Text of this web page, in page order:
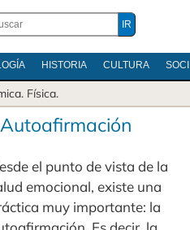
HISTORIA CULTURA
. Física.
el punto de vista de la
emocional, existe una
muy importante: la